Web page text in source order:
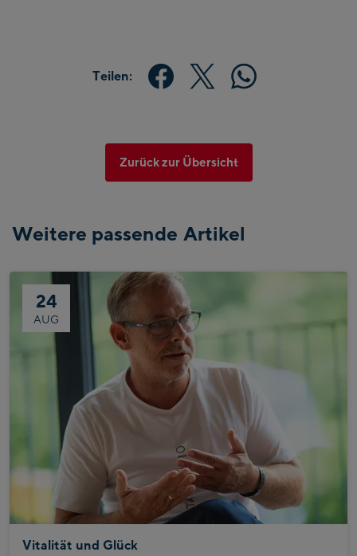
Teilen:
Zurück zur Übersicht
Weitere passende Artikel
24
AUG
Vitalität und Glück